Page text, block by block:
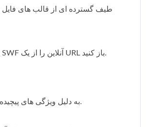
طیف گسترده ای از قالب های فایل
پرونده های SWF آنلاین را از یک URL باز کنید.
به دلیل ویژگی های پیچیده غرق شوید.